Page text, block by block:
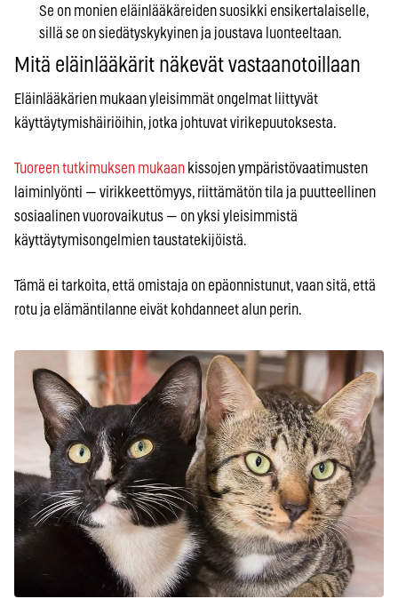
Se on monien eläinlääkäreiden suosikki ensikertalaiselle,
sillä se on siedätyskykyinen ja joustava luonteeltaan.
Mitä eläinlääkärit näkevät vastaanotoillaan
Eläinlääkärien mukaan yleisimmät ongelmat liittyvät
käyttäytymishäiriöihin, jotka johtuvat virikepuutoksesta.
Tuoreen tutkimuksen mukaan kissojen ympäristövaatimusten
laiminlyönti — virikkeettömyys, riittämätön tila ja puutteellinen
sosiaalinen vuorovaikutus — on yksi yleisimmistä
käyttäytymisongelmien taustatekijöistä.
Tämä ei tarkoita, että omistaja on epäonnistunut, vaan sitä, että
rotu ja elämäntilanne eivät kohdanneet alun perin.